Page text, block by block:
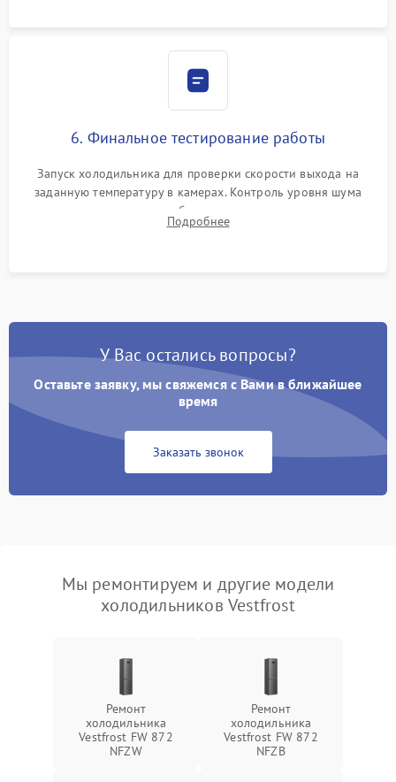
6. Финальное тестирование работы
Запуск холодильника для проверки скорости выхода на
заданную температуру в камерах. Контроль уровня шума
компрессора, отсутствия обмерзания стенок и корректного
срабатывания системы автоматической оттайки.
Подробнее
У Вас остались вопросы?
Оставьте заявку, мы свяжемся с Вами в ближайшее
время
Заказать звонок
Мы ремонтируем и другие модели
холодильников Vestfrost
Ремонт
холодильника
Vestfrost FW 872
NFZW
Ремонт
холодильника
Vestfrost FW 872
NFZВ